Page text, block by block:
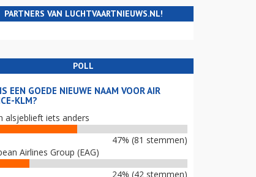
PARTNERS VAN LUCHTVAARTNIEUWS.NL!
POLL
EEN GOEDE NIEUWE NAAM VOOR AIR
KLM?
alsjeblieft iets anders
47% (81 stemmen)
Airlines Group (EAG)
24% (42 stemmen)